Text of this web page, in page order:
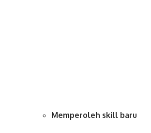
Memperoleh skill baru